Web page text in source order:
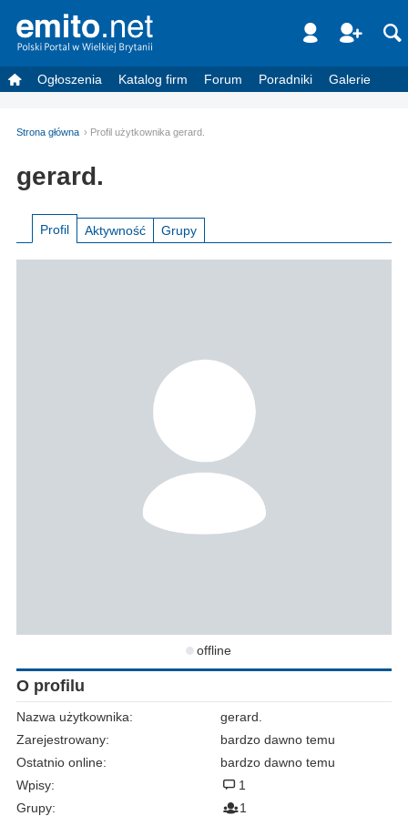
Ogłoszenia Katalog firm Forum Poradniki Galerie
Strona główna Profil użytkownika gerard.
gerard.
Profil Aktywność Grupy
offline
O profilu
Nazwa użytkownika:
gerard.
Zarejestrowany:
bardzo dawno temu
Ostatnio online:
bardzo dawno temu
Wpisy:
1
Grupy:
1